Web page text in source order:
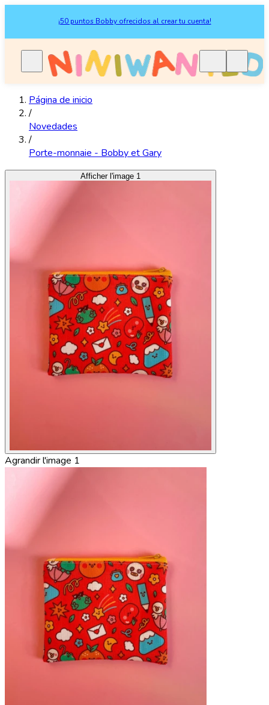
¡50 puntos Bobby ofrecidos al crear tu cuenta!
Página de inicio
/
Novedades
/
Porte-monnaie - Bobby et Gary
Afficher l'image 1
Agrandir l'image 1